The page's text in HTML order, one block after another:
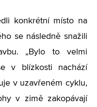
konkrétní místo na
se následně snažili
„Bylo to velmi
v blízkosti nachází
v uzavřeném cyklu,
v zimě zakopávají